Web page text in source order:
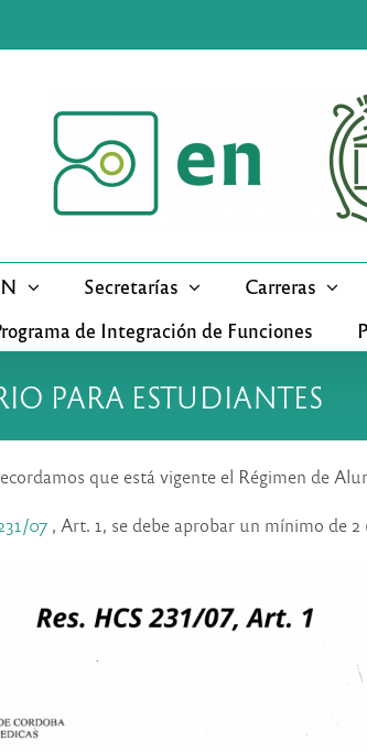
Secretarías Carreras
de Integración de Funciones
PARA ESTUDIANTES
que está vigente el Régimen de
07 , Art. 1, se debe aprobar un mínimo de